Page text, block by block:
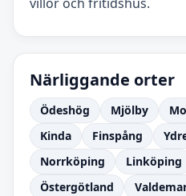
Närliggande orter
Ödeshög Mjölby
Kinda
Finspång
Norrköping
Linköping
Östergötland